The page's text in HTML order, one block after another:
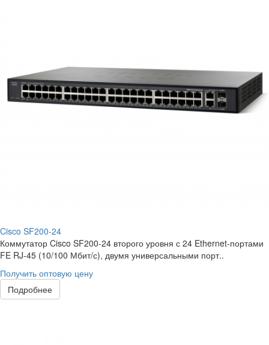
Cisco SF200-24
Коммутатор Cisco SF200-24 второго уровня с 24 Ethernet-портами
FE RJ-45 (10/100 Мбит/с), двумя универсальными порт..
Получить оптовую цену
Подробнее